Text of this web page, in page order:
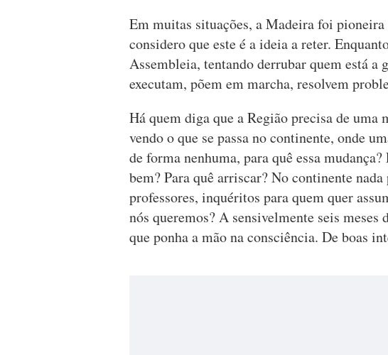
Em muitas situações, a Madeira foi
considero que este é a ideia a reter.
Assembleia, tentando derrubar quem está a
executam, põem em marcha, resolvem
Há quem diga que a Região precisa de uma
vendo o que se passa no continente, onde
de forma nenhuma, para quê essa
bem? Para quê arriscar? No continente
professores, inquéritos para quem quer
nós queremos? A sensivelmente seis meses
que ponha a mão na consciência. De boas